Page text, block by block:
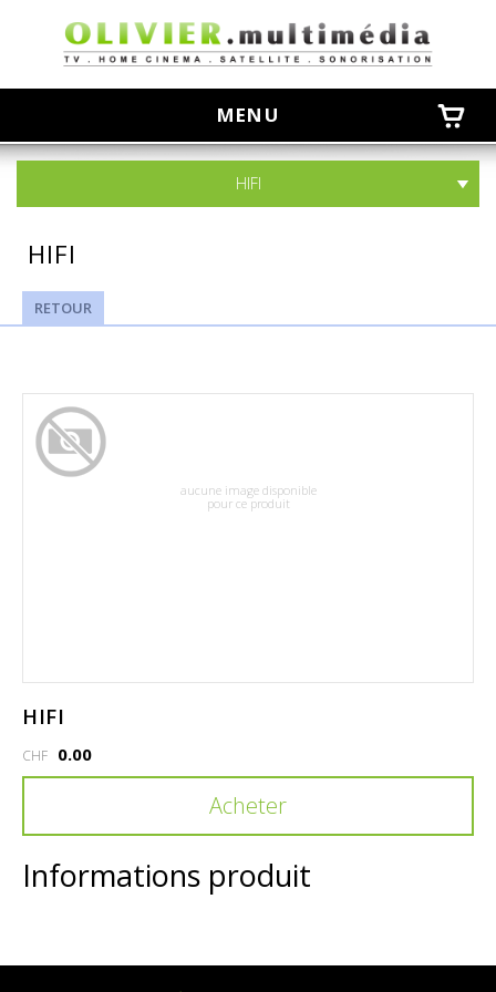
MENU
HIFI
HIFI
RETOUR
aucune image disponible
pour ce produit
HIFI
CHF 0.00
Acheter
Informations produit